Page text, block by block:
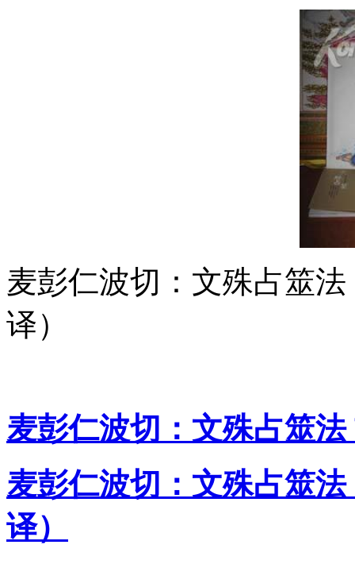
麦彭仁波切：文殊占筮
译）
麦彭仁波切：文殊占筮
麦彭仁波切：文殊占筮
译）